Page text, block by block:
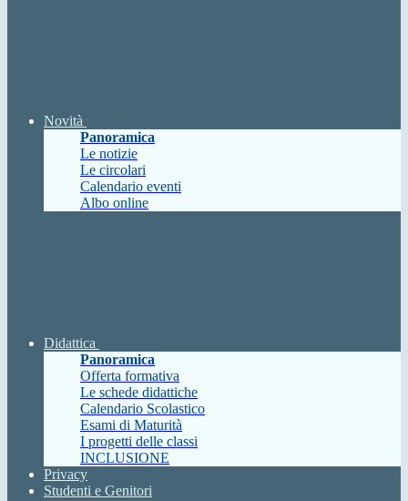
Novità
Panoramica
Le notizie
Le circolari
Calendario eventi
Albo online
Didattica
Panoramica
Offerta formativa
Le schede didattiche
Calendario Scolastico
Esami di Maturità
I progetti delle classi
INCLUSIONE
Privacy
Studenti e Genitori